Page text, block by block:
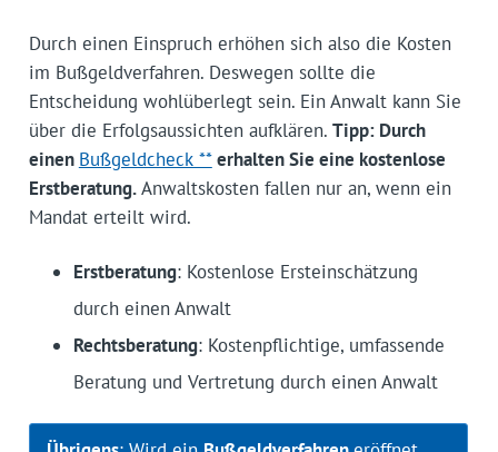
Durch einen Einspruch erhöhen sich also die Kosten
im Bußgeldverfahren. Deswegen sollte die
Entscheidung wohlüberlegt sein. Ein Anwalt kann Sie
über die Erfolgsaussichten aufklären. Tipp: Durch
einen Bußgeldcheck **erhalten Sie eine kostenlose
Erstberatung.Anwaltskosten fallen nur an, wenn ein
Mandat erteilt wird.
Erstberatung: Kostenlose Ersteinschätzung
durch einen Anwalt
Rechtsberatung: Kostenpflichtige, umfassende
Beratung und Vertretung durch einen Anwalt